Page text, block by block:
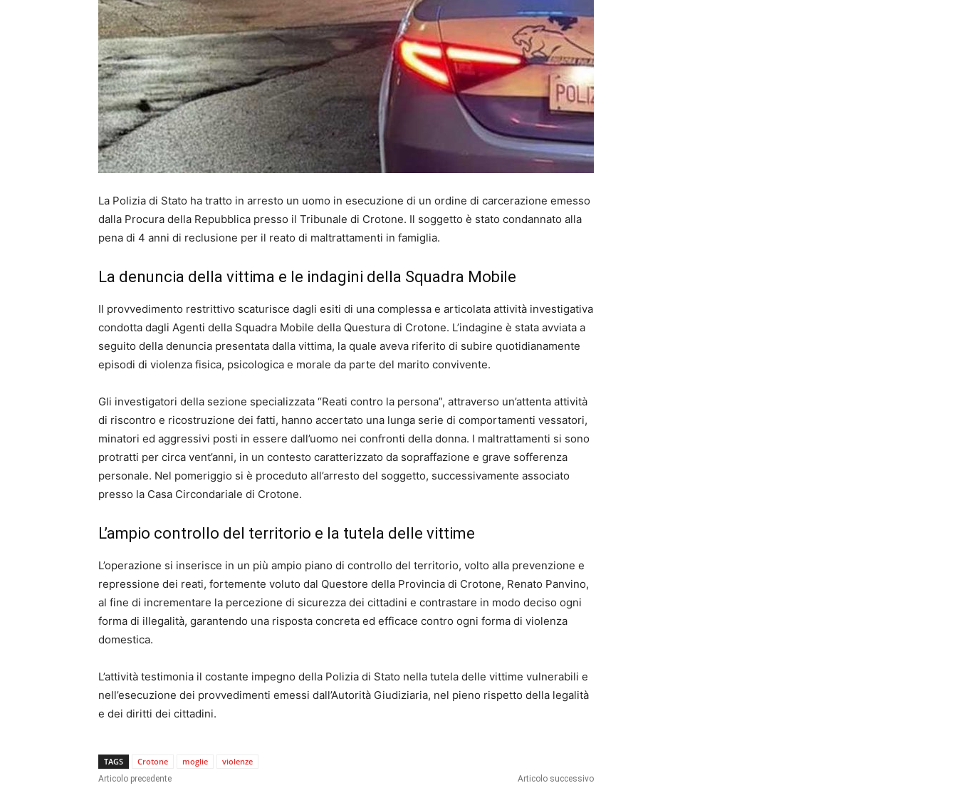
La Polizia di Stato ha tratto in arresto un uomo in esecuzione di un ordine di carcerazione emesso
dalla Procura della Repubblica presso il Tribunale di Crotone. Il soggetto è stato condannato alla
pena di 4 anni di reclusione per il reato di maltrattamenti in famiglia.
La denuncia della vittima e le indagini della Squadra Mobile
Il provvedimento restrittivo scaturisce dagli esiti di una complessa e articolata attività investigativa
condotta dagli Agenti della Squadra Mobile della Questura di Crotone. L’indagine è stata avviata a
seguito della denuncia presentata dalla vittima, la quale aveva riferito di subire quotidianamente
episodi di violenza fisica, psicologica e morale da parte del marito convivente.
Gli investigatori della sezione specializzata “Reati contro la persona”, attraverso un’attenta attività
di riscontro e ricostruzione dei fatti, hanno accertato una lunga serie di comportamenti vessatori,
minatori ed aggressivi posti in essere dall’uomo nei confronti della donna. I maltrattamenti si sono
protratti per circa vent’anni, in un contesto caratterizzato da sopraffazione e grave sofferenza
personale. Nel pomeriggio si è proceduto all’arresto del soggetto, successivamente associato
presso la Casa Circondariale di Crotone.
L’ampio controllo del territorio e la tutela delle vittime
L’operazione si inserisce in un più ampio piano di controllo del territorio, volto alla prevenzione e
repressione dei reati, fortemente voluto dal Questore della Provincia di Crotone, Renato Panvino,
al fine di incrementare la percezione di sicurezza dei cittadini e contrastare in modo deciso ogni
forma di illegalità, garantendo una risposta concreta ed efficace contro ogni forma di violenza
domestica.
L’attività testimonia il costante impegno della Polizia di Stato nella tutela delle vittime vulnerabili e
nell’esecuzione dei provvedimenti emessi dall’Autorità Giudiziaria, nel pieno rispetto della legalità
e dei diritti dei cittadini.
TAGS Crotone moglie violenze
Articolo precedente Articolo successivo